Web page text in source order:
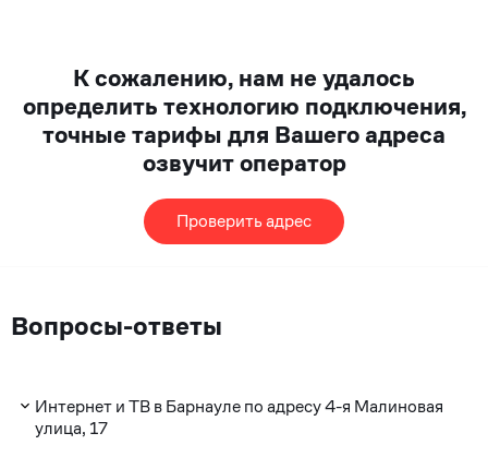
К сожалению, нам не удалось
определить технологию подключения,
точные тарифы для Вашего адреса
озвучит оператор
Проверить адрес
Вопросы-ответы
Интернет и ТВ в Барнауле по адресу 4-я Малиновая
улица, 17